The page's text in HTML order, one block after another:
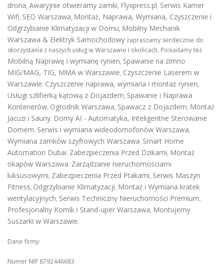
drona, Awaryjnie otwieramy zamki, Flyxpress.pl, Serwis Kamer
Wifi, SEO Warszawa, Montaż, Naprawa, Wymiana, Czyszczenie i
Odgrzybianie Klimatyzacji w Domu, Mobilny Mechanik
Warszawa & Elektryk Samochodowy zapraszamy serdecznie do
skorzystania z naszych usług w Warszawie i okolicach. Posiadamy też
Mobilną Naprawę i wymianę rynien, Spawanie na zimno
MIG/MAG, TIG, MMA w Warszawie, Czyszczenie Laserem w
Warszawie. Czyszczenie naprawa, wymiana i montaż rynien,
Usługi szlifierką kątową z Dojazdem, Spawanie i Naprawa
Kontenerów, Ogrodnik Warszawa, Spawacz z Dojazdem, Montaż
Jacuzi i Sauny. Domy AI - Automatyka, Inteligentne Sterowanie
Domem. Serwis i wymiana wideodomofonów Warszawa,
Wymiana zamków szyfrowych Warszawa. Smart Home
Automation Dubai. Zabezpieczenia Przed Dzikami, Montaż
okapów Warszawa. Zarządzanie nieruchomościami
luksusowymi, Zabezpieczenia Przed Ptakami, Serwis Maszyn
Fitness, Odgrzybianie Klimatyzacji, Montaż i Wymiana kratek
wentylacyjnych, Serwis Techniczny Nieruchomości Premium,
Profesjonalny Komik i Stand-uper Warszawa, Montujemy
Suszarki w Warszawie.
Dane firmy:
Numer NIP 8792446683